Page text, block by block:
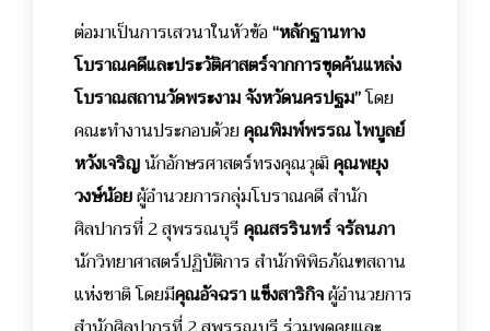
ต่อมาเป็นการเสวนาในหัวข้อ“หลักฐานทาง
โบราณคดีและประวัติศาสตร์จากการขุดค้นแหล่ง
โบราณสถานวัดพระงาม จังหวัดนครปฐม”โดย
คณะทำงานประกอบด้วยคุณพิมพ์พรรณ ไพบูลย์
หวังเจริญนักอักษรศาสตร์ทรงคุณวุฒิคุณพยุง
วงษ์น้อยผู้อำนวยการกลุ่มโบราณคดี สำนัก
ศิลปากรที่ 2 สุพรรณบุรีคุณสรรินทร์ จรัลนภา
นักวิทยาศาสตร์ปฏิบัติการ สำนักพิพิธภัณฑสถาน
แห่งชาติ โดยมีคุณอัจฉรา แข็งสาริกิจผู้อำนวยการ